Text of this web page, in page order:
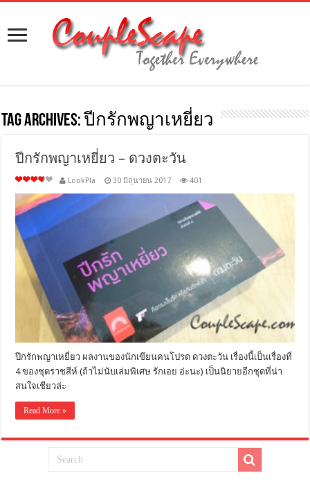
Tag Archives: ปีกรักพญาเหยี่ยว
ปีกรักพญาเหยี่ยว – ดวงตะวัน
LookPla 30 มิถุนายน 2017 401
ปีกรักพญาเหยี่ยว ผลงานของนักเขียนคนโปรด ดวงตะวัน เรื่องนี้เป็นเรื่องที่
4 ของชุดราชสีห์ (ถ้าไม่นับเล่มพิเศษ รักเอย อ่ะนะ) เป็นนิยายอีกชุดที่น่า
สนใจเชียวล่ะ
Read More »